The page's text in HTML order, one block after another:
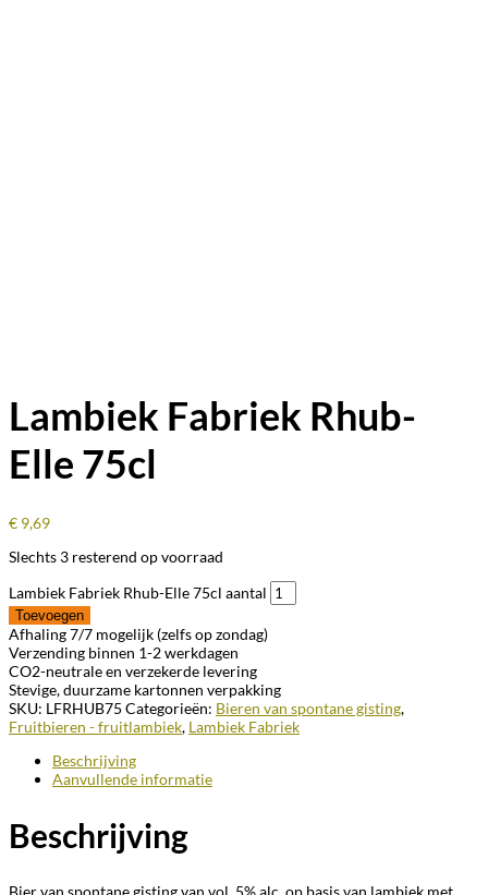
Lambiek Fabriek Rhub-
Elle 75cl
€ 9,69
Slechts 3 resterend op voorraad
Lambiek Fabriek Rhub-Elle 75cl aantal
Toevoegen
Afhaling 7/7 mogelijk (zelfs op zondag)
Verzending binnen 1-2 werkdagen
CO2-neutrale en verzekerde levering
Stevige, duurzame kartonnen verpakking
SKU: LFRHUB75 Categorieën: Bieren van spontane gisting,
Fruitbieren - fruitlambiek, Lambiek Fabriek
Beschrijving
Aanvullende informatie
Beschrijving
Bier van spontane gisting van vol. 5% alc. op basis van lambiek met